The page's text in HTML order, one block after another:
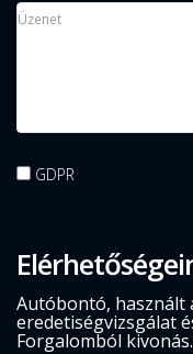
GDPR
Autóbontó, használt
eredetiségvizsgálat
Forgalomból kivonás.